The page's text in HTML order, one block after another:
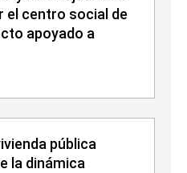
el centro social de
apoyado a
pública
la dinámica